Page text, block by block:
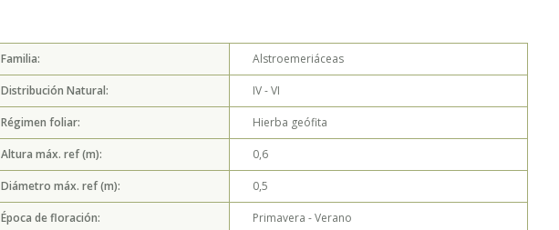
ALSTROEMERIA ANGUSTIFOLIA - MÓNICA MUSALEM
Familia: Alstroemeriáceas
Distribución Natural: IV - VI
Régimen foliar: Hierba geófita
Altura máx. ref (m): 0,6
Diámetro máx. ref (m): 0,5
Época de floración: Primavera - Verano